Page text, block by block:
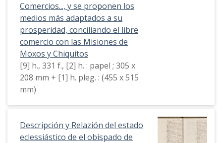
Comercios..., y se proponen los
medios más adaptados a su
prosperidad, conciliando el libre
comercio con las Misiones de
Moxos y Chiquitos
[9] h., 331 f., [2] h. : papel ; 305 x
208 mm + [1] h. pleg. : (455 x 515
mm)
Descripción y Relazión del estado
eclessiástico de el obispado de